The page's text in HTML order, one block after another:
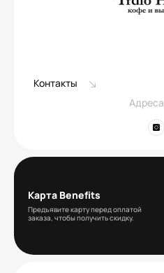
Контакты
Адреса
Карта Benefits
Предъявите карту перед оплатой
заказа, чтобы получить скидку.